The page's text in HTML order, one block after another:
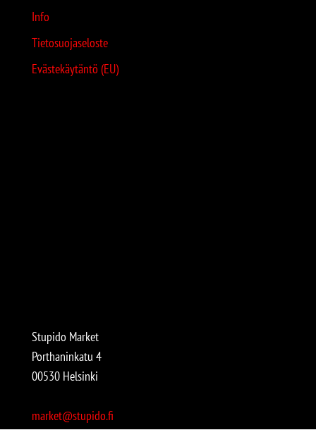
Info
Tietosuojaseloste
Evästekäytäntö (EU)
Stupido Market
Porthaninkatu 4
00530 Helsinki
market@stupido.fi